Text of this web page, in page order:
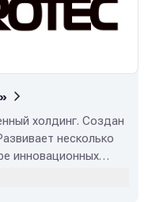
холдинг. Создан
несколько
инновационных
автомобилей,